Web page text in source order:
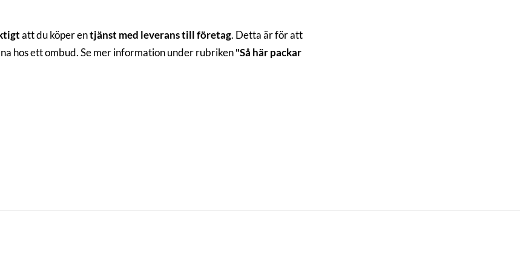
att du köper entjänst med leverans till företag. Detta är för att
hos ett ombud. Se mer information under rubriken"Så här packar